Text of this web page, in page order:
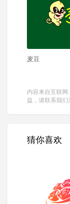
麦豆
内容来自互联
益，请联系我们
猜你喜欢